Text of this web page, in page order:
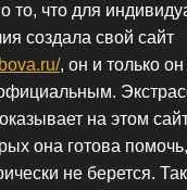
что для
создала свой сайт
, он и только
на этом
она готова
не берется.